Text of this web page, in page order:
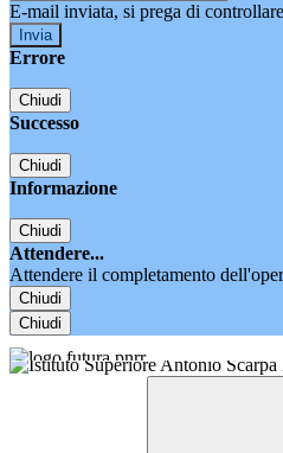
E-mail inviata, si prega di
Errore
Chiudi
Successo
Chiudi
Informazione
Chiudi
Attendere...
Attendere il completamento
Chiudi
Chiudi